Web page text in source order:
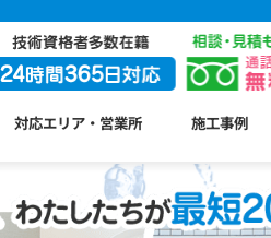
対応エリア・営業所 施工事例